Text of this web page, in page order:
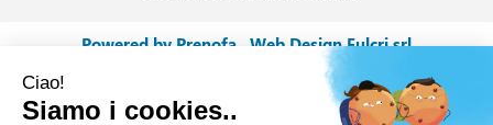
Powered by Prenofa Web DesignFulcri srl